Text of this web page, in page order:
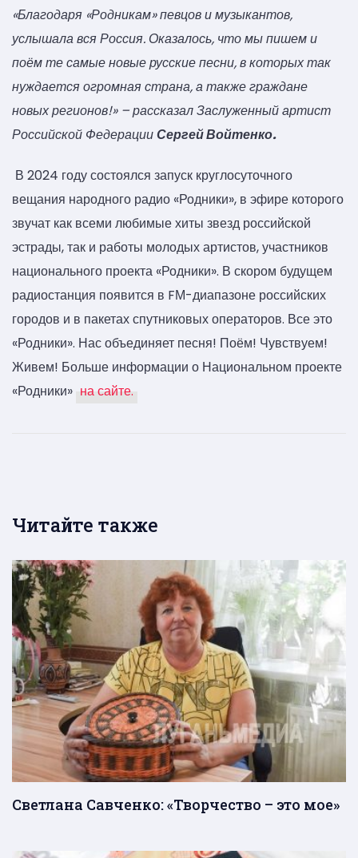
«Благодаря «Родникам» певцов и музыкантов,
услышала вся Россия. Оказалось, что мы пишем и
поём те самые новые русские песни, в которых так
нуждается огромная страна, а также граждане
новых регионов!» – рассказал Заслуженный артист
Российской ФедерацииСергей Войтенко.
В 2024 году состоялся запуск круглосуточного
вещания народного радио «Родники», в эфире которого
звучат как всеми любимые хиты звезд российской
эстрады, так и работы молодых артистов, участников
национального проекта «Родники». В скором будущем
радиостанция появится в FМ-диапазоне российских
городов и в пакетах спутниковых операторов. Все это
«Родники». Нас объединяет песня! Поём! Чувствуем!
Живем! Больше информации о Национальном проекте
«Родники» на сайте.
Читайте также
Светлана Савченко: «Творчество – это мое»